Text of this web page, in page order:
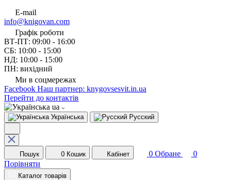
E-mail
info@knigovan.com
Графік роботи
ВТ-ПТ: 09:00 - 16:00
СБ: 10:00 - 15:00
НД: 10:00 - 15:00
ПН: вихідний
Ми в соцмережах
Facebook Наш партнер: knygovsesvit.in.ua
Перейти до контактів
ua
Українська Русский
Пошук 0 Кошик Кабінет 0 Обране
0
Порівняти
Каталог товарів